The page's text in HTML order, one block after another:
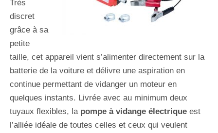
Très
discret
grâce à sa
petite
taille, cet appareil vient s’alimenter directement sur la
batterie de la voiture et délivre une aspiration en
continue permettant de vidanger un moteur en
quelques instants. Livrée avec au minimum deux
tuyaux flexibles, la pompe à vidange électrique est
l’alliée idéale de toutes celles et ceux qui veulent